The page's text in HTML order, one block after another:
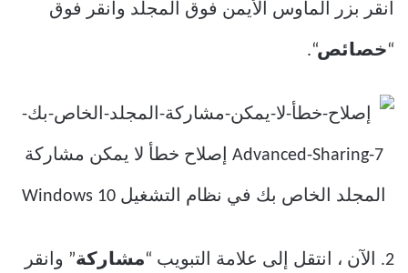
انقر بزر الماوس الأيمن فوق المجلد وانقر فوق
“خصائص“.
2. الآن ، انتقل إلى علامة التبويب “ مشاركة” وانقر